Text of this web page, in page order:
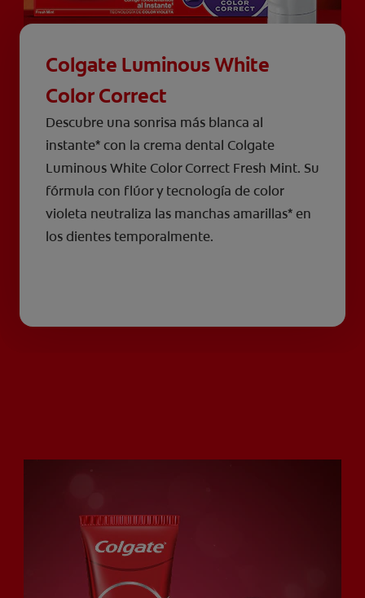
Colgate Luminous White
Color Correct
Descubre una sonrisa más blanca al
instante* con la crema dental Colgate
Luminous White Color Correct Fresh Mint. Su
fórmula con flúor y tecnología de color
violeta neutraliza las manchas amarillas* en
los dientes temporalmente.